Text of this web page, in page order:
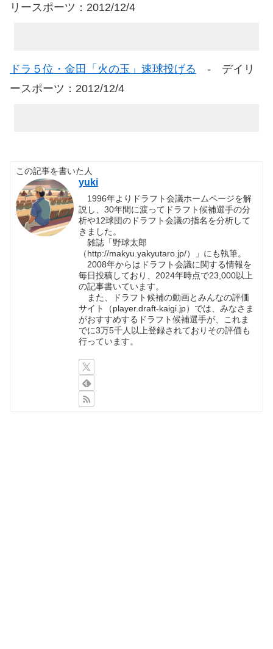
リースポーツ：2012/12/4
ドラ５位・金田「火の玉」速球投げる - デイリ
ースポーツ：2012/12/4
この記事を書いた人
yuki
1996年よりドラフト会議ホームページを解
説し、30年間に渡ってドラフト候補選手の分
析や12球団のドラフト会議の指名を分析して
きました。
雑誌「野球太郎
（http://makyu.yakyutaro.jp/）」にも執筆。
2008年からはドラフト会議に関する情報を
毎日投稿しており、2024年時点で23,000以上
の記事書いています。
また、ドラフト候補の動画とみんなの評価
サイト（player.draft-kaigi.jp）では、みなさま
がおすすめするドラフト候補選手が、これま
でに3万5千人以上登録されておりその評価も
行っています。